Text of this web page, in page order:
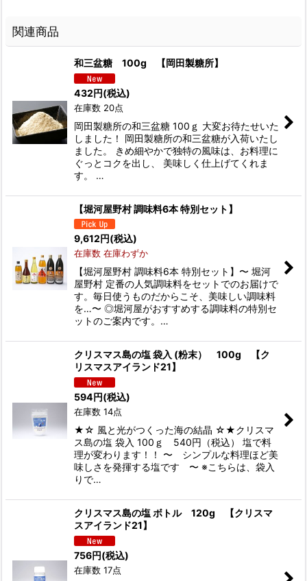
関連商品
和三盆糖 100g 【岡田製糖所】
432円(税込)
在庫数 20点
岡田製糖所の和三盆糖 100ｇ 大変お待たせいた
しました！ 岡田製糖所の和三盆糖が入荷いたし
ました。 きめ細やかで独特の風味は、お料理に
ぐっとコクを出し、 美味しく仕上げてくれま
す。 …
【堀河屋野村 調味料6本 特別セット】
9,612円(税込)
在庫数 在庫わずか
【堀河屋野村 調味料6本 特別セット】〜 堀河
屋野村 定番の人気調味料をセットでのお届けで
す。毎日使うものだからこそ、美味しい調味料
を…〜 ◎堀河屋がおすすめする調味料の特別セ
ットのご案内です。…
クリスマス島の塩 袋入 (粉末） 100g 【ク
リスマスアイランド21】
594円(税込)
在庫数 14点
★☆ 風と光がつくった海の結晶 ☆★クリスマ
ス島の塩 袋入 100ｇ 540円（税込） 塩で料
理が変わります！！ 〜 シンプルな料理ほど美
味しさを発揮する塩です 〜 ※こちらは、袋入
りで…
クリスマス島の塩 ボトル 120g 【クリスマ
スアイランド21】
756円(税込)
在庫数 17点